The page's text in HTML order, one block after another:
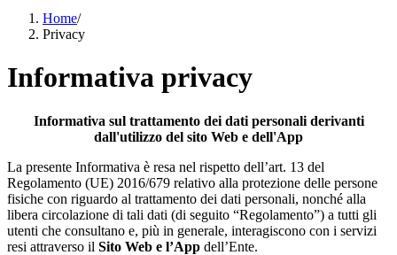
Home/
Privacy
Informativa privacy
Informativa sul trattamento dei dati personali derivanti
dall'utilizzo del sito Web e dell'App
La presente Informativa è resa nel rispetto dell’art. 13 del
Regolamento (UE) 2016/679 relativo alla protezione delle persone
fisiche con riguardo al trattamento dei dati personali, nonché alla
libera circolazione di tali dati (di seguito “Regolamento”) a tutti gli
utenti che consultano e, più in generale, interagiscono con i servizi
resi attraverso il Sito Web e l’App dell’Ente.